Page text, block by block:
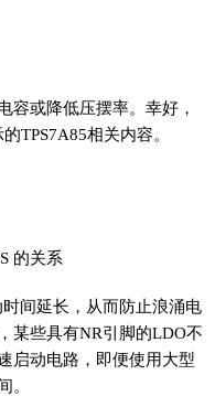
容或降低压摆率。幸好，
TPS7A85相关内容。
的关系
间延长，从而防止浪涌电
某些具有NR引脚的LDO不
启动电路，即便使用大型
。